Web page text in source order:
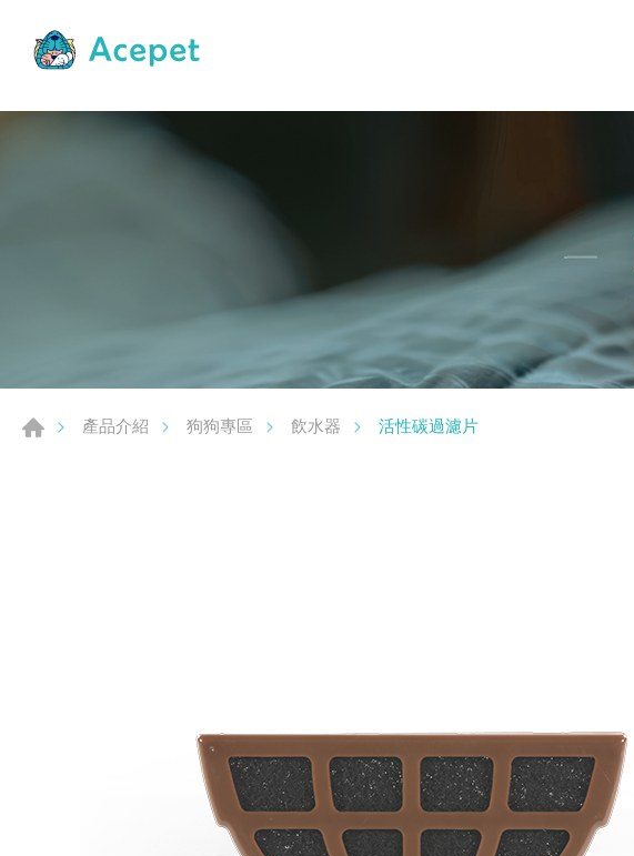
產品介紹 狗狗專區 飲水器 活性碳過濾片